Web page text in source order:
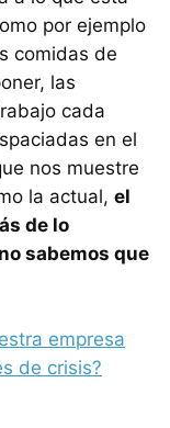
por ejemplo
comidas de
las
cada
en el
nos muestre
la actual, el
de lo
sabemos que
empresa
de crisis?